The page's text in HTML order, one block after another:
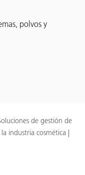
polvos y
de gestión de
industria cosmética |